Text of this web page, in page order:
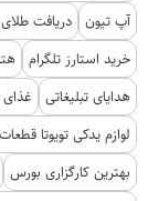
آپ تیون دریافت
خرید استارز تلگرام
هدایای تبلیغاتی
لوازم یدکی تویوتا قطعات
بهترین کارگزاری بورس